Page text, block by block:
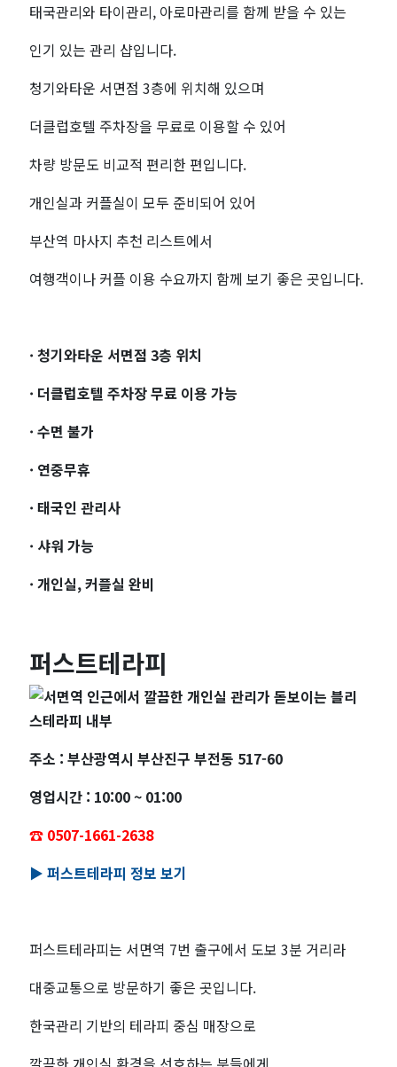
태국관리와 타이관리, 아로마관리를 함께 받을 수 있는
인기 있는 관리 샵입니다.
청기와타운 서면점 3층에 위치해 있으며
더클럽호텔 주차장을 무료로 이용할 수 있어
차량 방문도 비교적 편리한 편입니다.
개인실과 커플실이 모두 준비되어 있어
부산역 마사지 추천 리스트에서
여행객이나 커플 이용 수요까지 함께 보기 좋은 곳입니다.
· 청기와타운 서면점 3층 위치
· 더클럽호텔 주차장 무료 이용 가능
· 수면 불가
· 연중무휴
· 태국인 관리사
· 샤워 가능
· 개인실, 커플실 완비
퍼스트테라피
주소 : 부산광역시 부산진구 부전동 517-60
영업시간 : 10:00 ~ 01:00
☎️ 0507-1661-2638
▶️ 퍼스트테라피 정보 보기
퍼스트테라피는 서면역 7번 출구에서 도보 3분 거리라
대중교통으로 방문하기 좋은 곳입니다.
한국관리 기반의 테라피 중심 매장으로